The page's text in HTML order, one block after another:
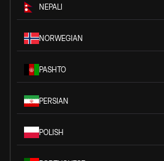
NEPALI
NORWEGIAN
PASHTO
PERSIAN
POLISH